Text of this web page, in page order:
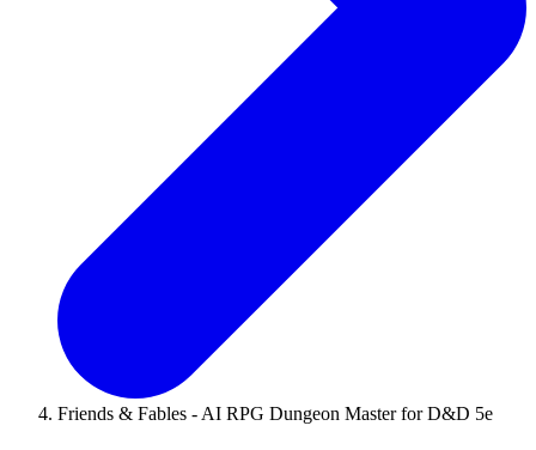
Friends & Fables - AI RPG Dungeon Master for D&D 5e